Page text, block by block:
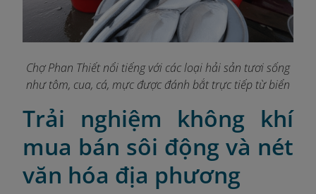
Chợ Phan Thiết nổi tiếng với các loại hải sản tươi sống
như tôm, cua, cá, mực được đánh bắt trực tiếp từ biển
Trải nghiệm không khí
mua bán sôi động và nét
văn hóa địa phương